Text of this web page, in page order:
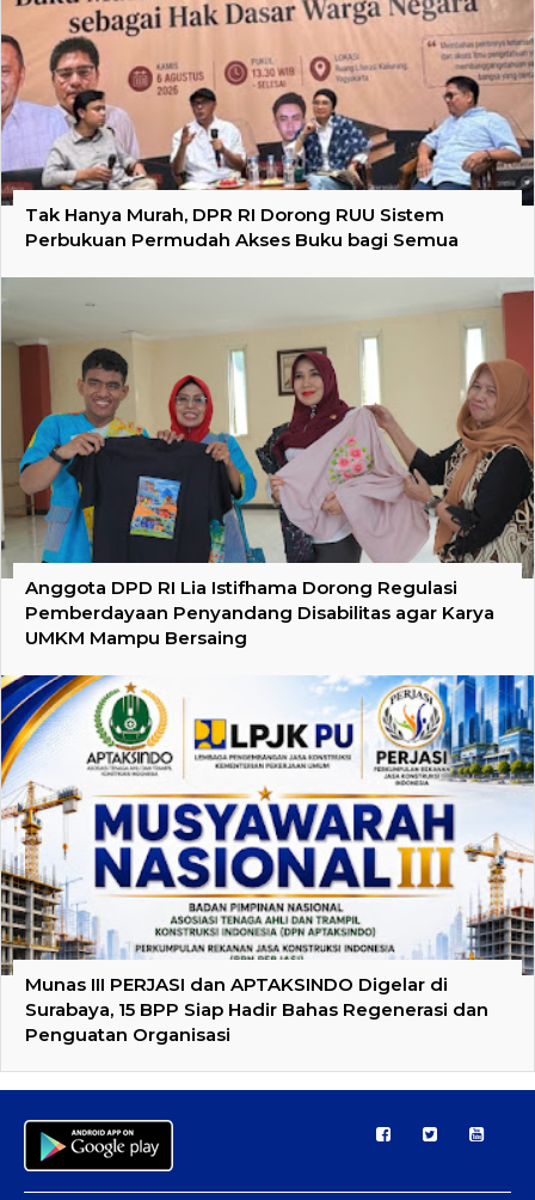
Tak Hanya Murah, DPR RI Dorong RUU Sistem
Perbukuan Permudah Akses Buku bagi Semua
Anggota DPD RI Lia Istifhama Dorong Regulasi
Pemberdayaan Penyandang Disabilitas agar Karya
UMKM Mampu Bersaing
Munas III PERJASI dan APTAKSINDO Digelar di
Surabaya, 15 BPP Siap Hadir Bahas Regenerasi dan
Penguatan Organisasi